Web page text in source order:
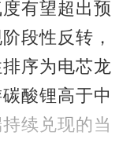
有望超出预
段性反转，
序为电芯龙
酸锂高于中
续兑现的当